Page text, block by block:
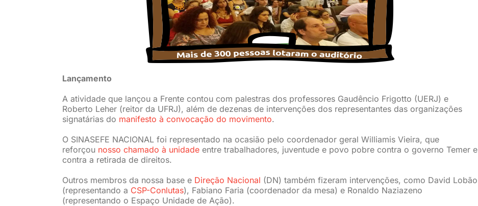
Lançamento
A atividade que lançou a Frente contou com palestras dos professores Gaudêncio Frigotto (UERJ) e
Roberto Leher (reitor da UFRJ), além de dezenas de intervenções dos representantes das organizações
signatárias do manifesto à convocação do movimento.
O SINASEFE NACIONAL foi representado na ocasião pelo coordenador geral Williamis Vieira, que
reforçou nosso chamado à unidadeentre trabalhadores, juventude e povo pobre contra o governo Temer e
contra a retirada de direitos.
Outros membros da nossa base e Direção Nacional (DN) também fizeram intervenções, como David Lobão
(representando a CSP-Conlutas), Fabiano Faria (coordenador da mesa) e Ronaldo Naziazeno
(representando o Espaço Unidade de Ação).